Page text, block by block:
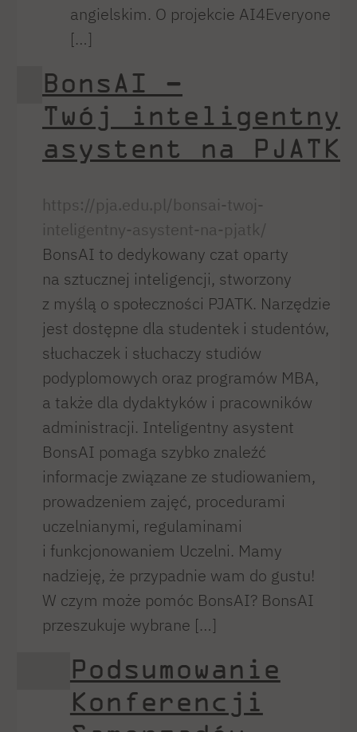
angielskim. O projekcie AI4Everyone
[…]
BonsAI –
Twój inteligentny
asystent na PJATK
https://pja.edu.pl/bonsai-twoj-
inteligentny-asystent-na-pjatk/
BonsAI to dedykowany czat oparty
na sztucznej inteligencji, stworzony
z myślą o społeczności PJATK. Narzędzie
jest dostępne dla studentek i studentów,
słuchaczek i słuchaczy studiów
podyplomowych oraz programów MBA,
a także dla dydaktyków i pracowników
administracji. Inteligentny asystent
BonsAI pomaga szybko znaleźć
informacje związane ze studiowaniem,
prowadzeniem zajęć, procedurami
uczelnianymi, regulaminami
i funkcjonowaniem Uczelni. Mamy
nadzieję, że przypadnie wam do gustu!
W czym może pomóc BonsAI? BonsAI
przeszukuje wybrane […]
Podsumowanie
Konferencji